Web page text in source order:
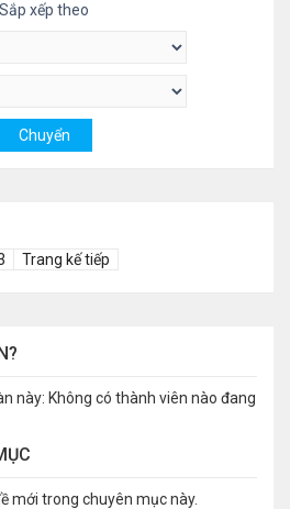
Sắp xếp theo
Trang kế tiếp
này: Không có thành viên nào đang
mới trong chuyên mục này.